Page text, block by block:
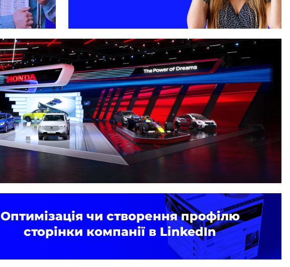
Оптимізація чи створення профілю
сторінки компанії в LinkedIn